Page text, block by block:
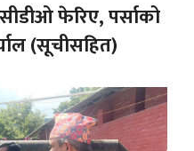
फेरिए, पर्साको
(सूचीसहित)